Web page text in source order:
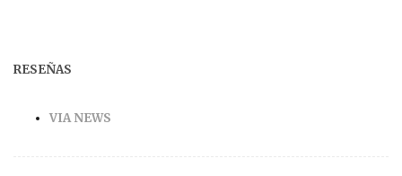
RESEÑAS
VIA NEWS